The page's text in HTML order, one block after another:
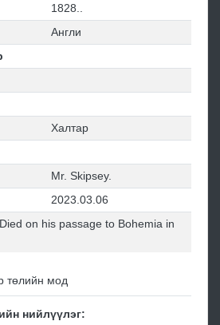
1828..
Англи
Халтар
Mr. Skipsey.
2023.03.06
on his passage to Bohemia in
төлийн мод
нийлүүлэг: